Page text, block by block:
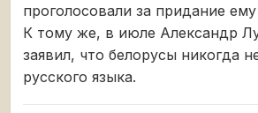
проголосовали за придание ему
К тому же, в июле Александр
заявил, что белорусы никогда
русского языка.